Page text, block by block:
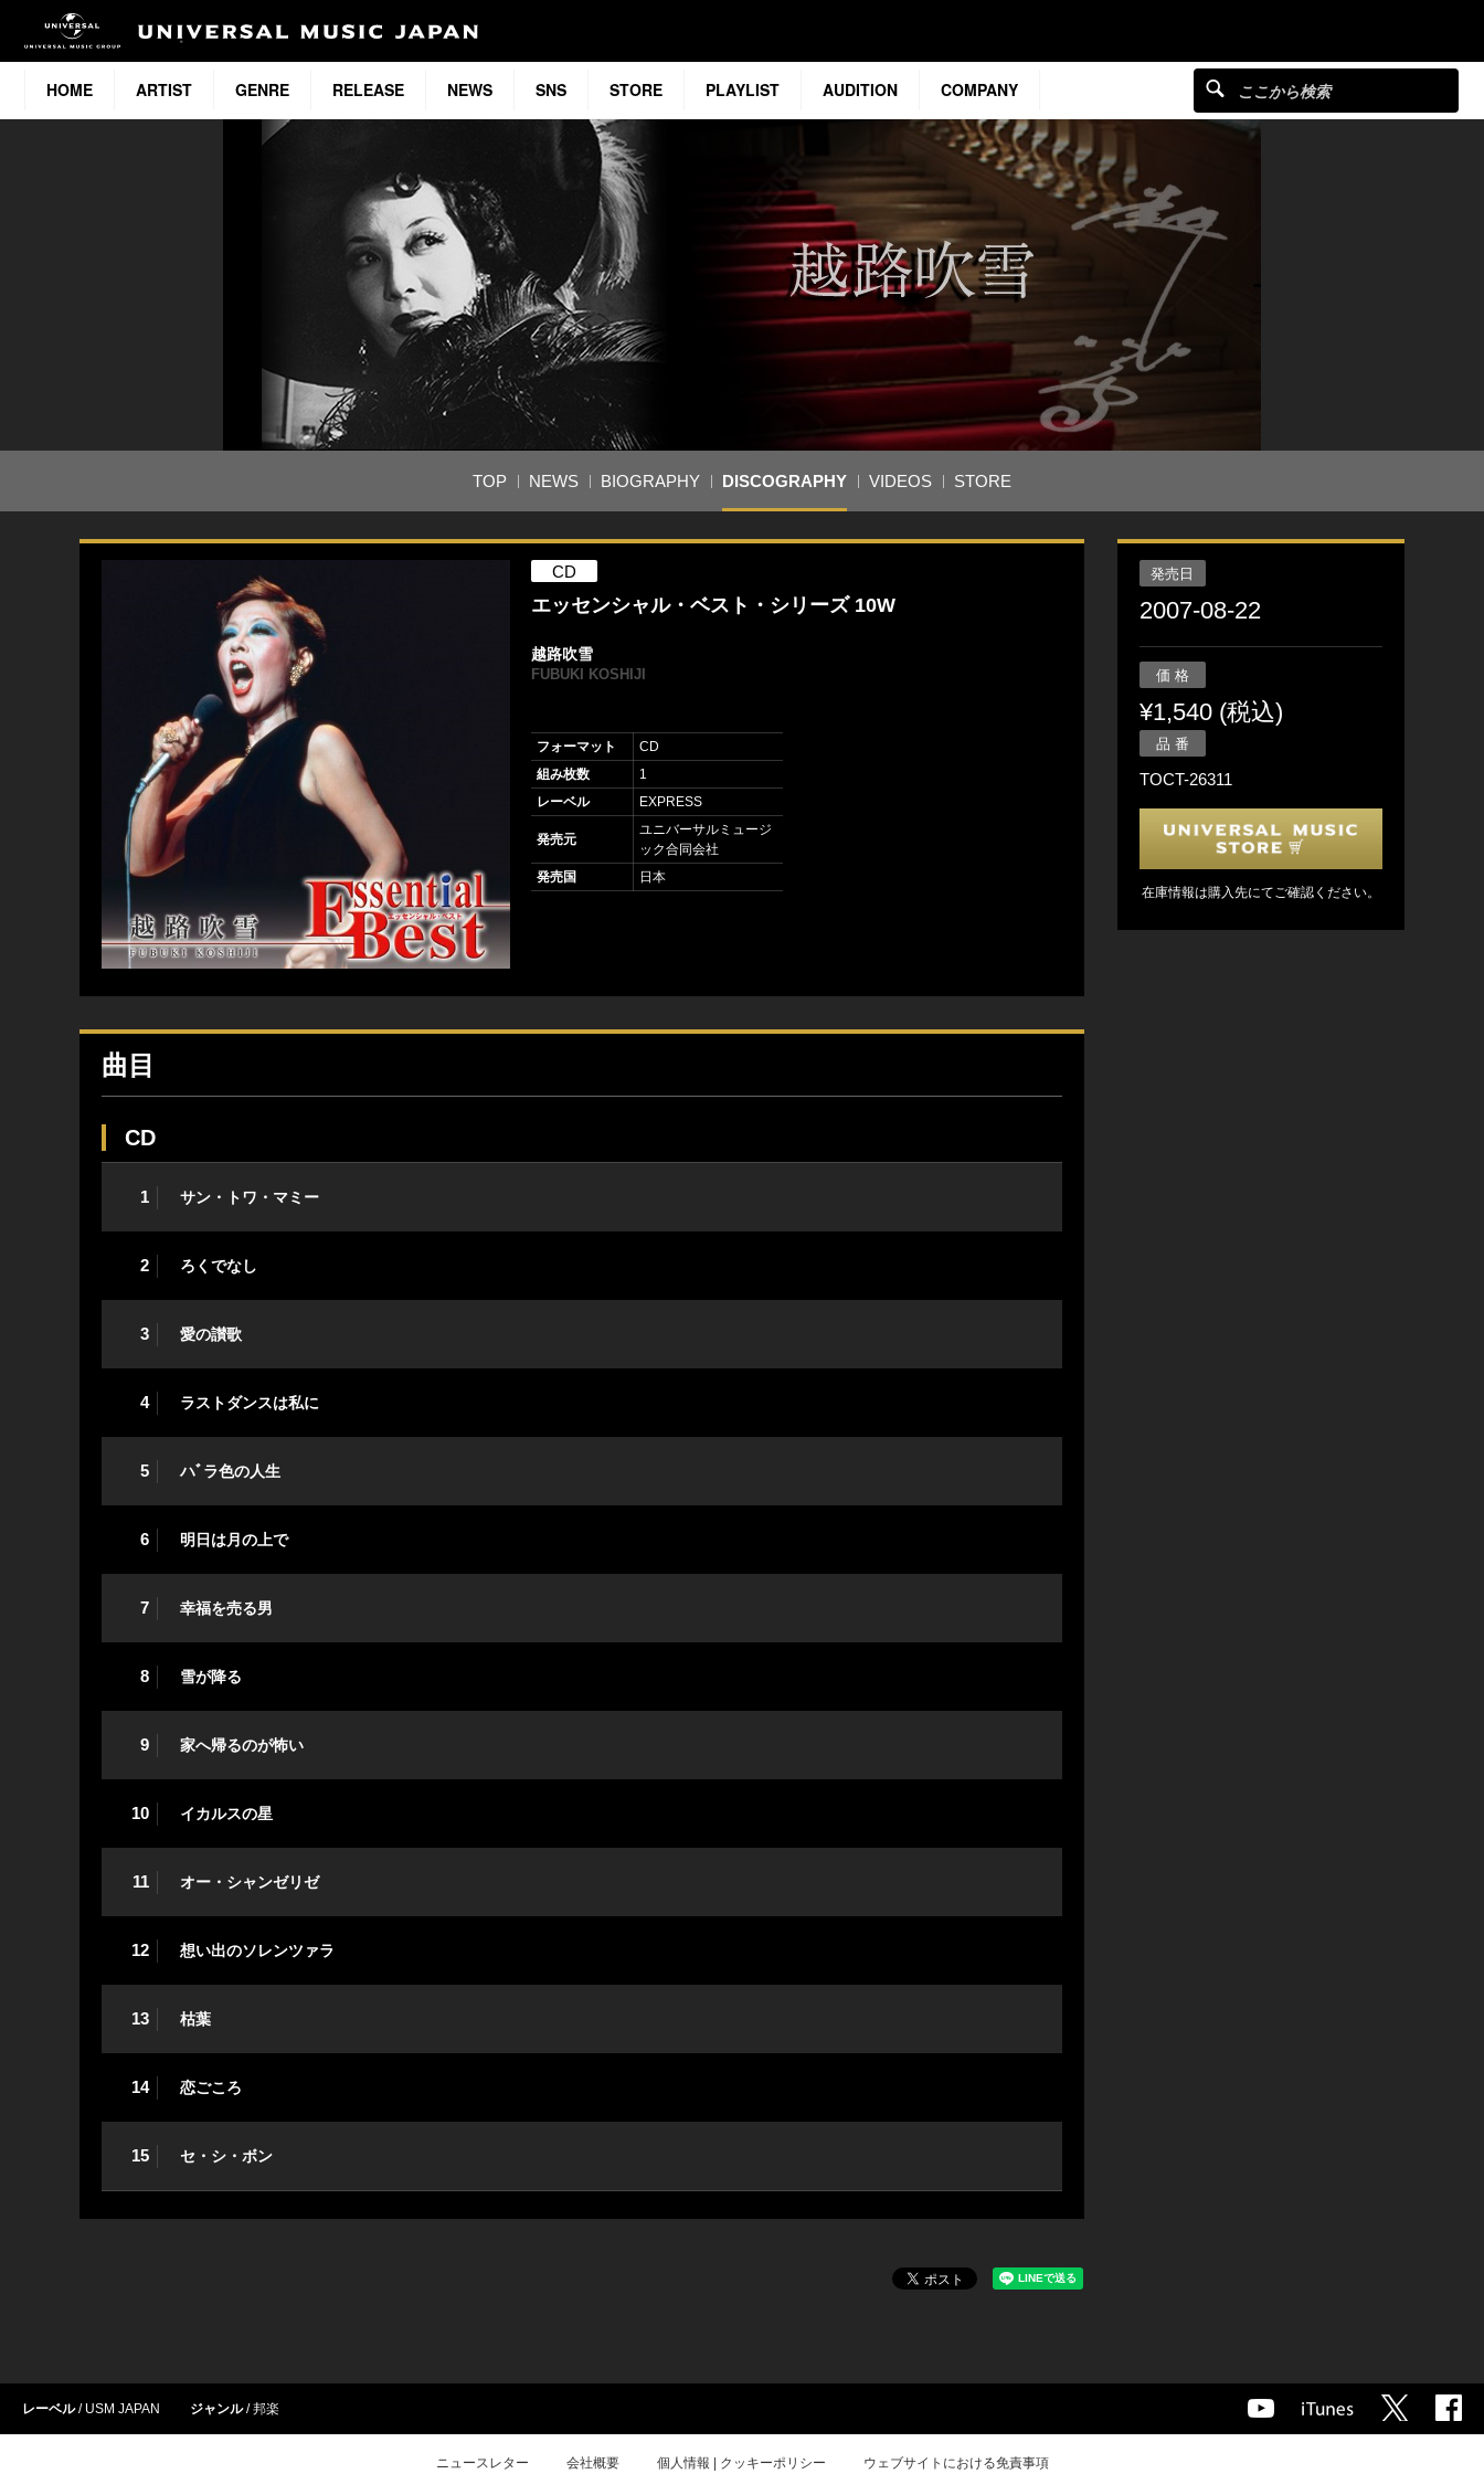
HOME ARTIST GENRE RELEASE NEWS SNS STORE PLAYLIST AUDITION COMPANY
TOP NEWS BIOGRAPHY DISCOGRAPHY VIDEOS STORE
CD
エッセンシャル・ベスト・シリーズ 10W
越路吹雪
FUBUKI KOSHIJI
フォーマット
CD
組み枚数
1
レーベル
EXPRESS
発売元
ユニバーサルミュージ
ック合同会社
発売国
日本
曲目
CD
1 サン・トワ・マミー
2 ろくでなし
3 愛の讃歌
4 ラストダンスは私に
5 ハﾞラ色の人生
6 明日は月の上で
7 幸福を売る男
8 雪が降る
9 家へ帰るのが怖い
10 イカルスの星
11 オー・シャンゼリゼ
12 想い出のソレンツァラ
13 枯葉
14 恋ごころ
15 セ・シ・ボン
発売日
2007-08-22
価 格
¥1,540 (税込)
品 番
TOCT-26311
在庫情報は購入先にてご確認ください。
レーベル USM JAPAN ジャンル 邦楽
ニュースレター 会社概要 個人情報 | クッキーポリシー ウェブサイトにおける免責事項